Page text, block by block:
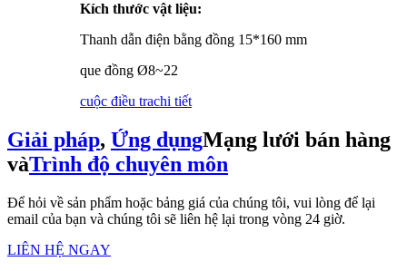
Kích thước vật liệu:
Thanh dẫn điện bằng đồng 15*160 mm
que đồng Ø8~22
cuộc điều trachi tiết
Giải pháp, Ứng dụngMạng lưới bán hàng
vàTrình độ chuyên môn
Để hỏi về sản phẩm hoặc bảng giá của chúng tôi, vui lòng để lại
email của bạn và chúng tôi sẽ liên hệ lại trong vòng 24 giờ.
LIÊN HỆ NGAY